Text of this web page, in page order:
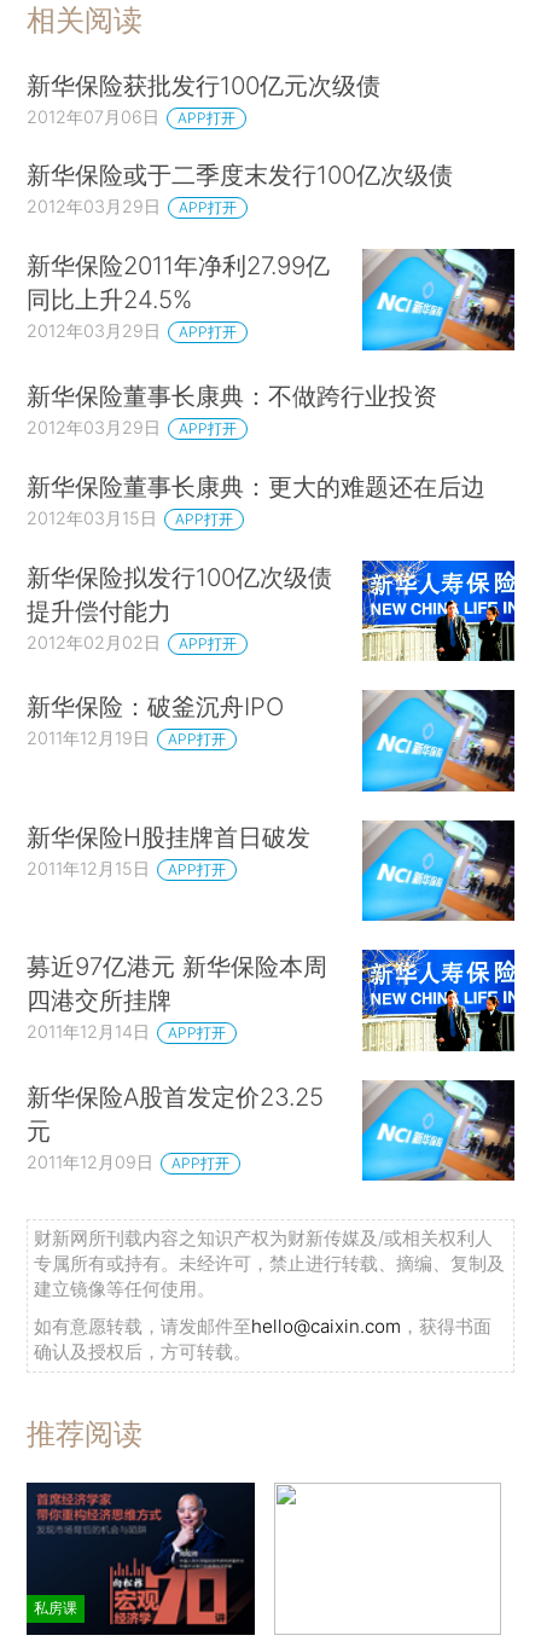
相关阅读
新华保险获批发行100亿元次级债
2012年07月06日 APP打开
新华保险或于二季度末发行100亿次级债
2012年03月29日 APP打开
新华保险2011年净利27.99亿
同比上升24.5%
2012年03月29日 APP打开
新华保险董事长康典：不做跨行业投资
2012年03月29日 APP打开
新华保险董事长康典：更大的难题还在后边
2012年03月15日 APP打开
新华保险拟发行100亿次级债
提升偿付能力
2012年02月02日 APP打开
新华保险：破釜沉舟IPO
2011年12月19日 APP打开
新华保险H股挂牌首日破发
2011年12月15日 APP打开
募近97亿港元 新华保险本周
四港交所挂牌
2011年12月14日 APP打开
新华保险A股首发定价23.25
元
2011年12月09日 APP打开
财新网所刊载内容之知识产权为财新传媒及/或相关权利人
专属所有或持有。未经许可，禁止进行转载、摘编、复制及
建立镜像等任何使用。
如有意愿转载，请发邮件至hello@caixin.com ，获得书面
确认及授权后，方可转载。
推荐阅读
私房课